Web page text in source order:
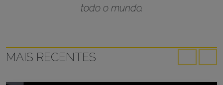
todo o mundo.
MAIS RECENTES